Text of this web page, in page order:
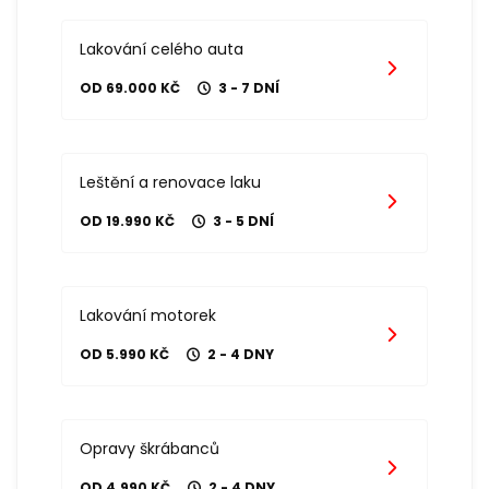
Lakování celého auta
OD 69.000 KČ 3 - 7 DNÍ
Leštění a renovace laku
OD 19.990 KČ 3 - 5 DNÍ
Lakování motorek
OD 5.990 KČ 2 - 4 DNY
Opravy škrábanců